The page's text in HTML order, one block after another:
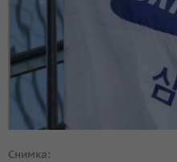
Снимка: